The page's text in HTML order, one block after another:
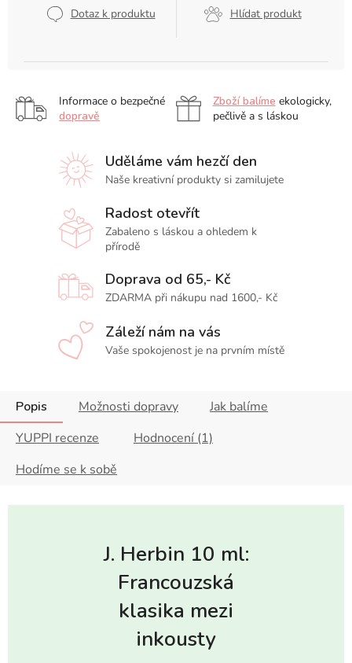
Dotaz k produktu Hlídat produkt
Informace o bezpečné
dopravě
Zboží balíme ekologicky,
pečlivě a s láskou
Uděláme vám hezčí den
Naše kreativní produkty si zamilujete
Radost otevřít
Zabaleno s láskou a ohledem k
přírodě
Doprava od 65,- Kč
ZDARMA při nákupu nad 1600,- Kč
Záleží nám na vás
Vaše spokojenost je na prvním místě
Popis Možnosti dopravy
Jak balíme
YUPPI recenze
Hodnocení (1)
Hodíme se k sobě
J. Herbin 10 ml:
Francouzská
klasika mezi
inkousty